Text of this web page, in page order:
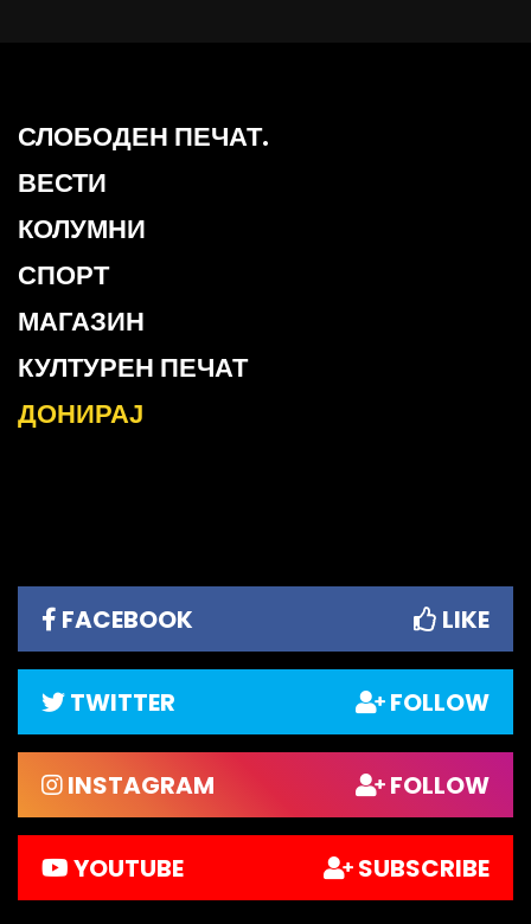
СЛОБОДЕН ПЕЧАТ.
ВЕСТИ
КОЛУМНИ
СПОРТ
МАГАЗИН
КУЛТУРЕН ПЕЧАТ
ДОНИРАЈ
FACEBOOK LIKE
TWITTER FOLLOW
INSTAGRAM FOLLOW
YOUTUBE SUBSCRIBE